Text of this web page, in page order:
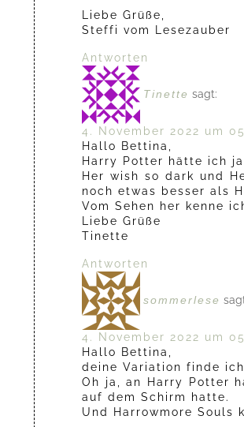
Liebe Grüße,
Steffi vom Lesezauber
Antworten
Tinette sagt:
4. November 2022 um
Hallo Bettina,
Harry Potter hätte ich
Her wish so dark und
noch etwas besser als
Vom Sehen her kenne
Liebe Grüße
Tinette
Antworten
sommerlese
4. November 2022 um
Hallo Bettina,
deine Variation finde
Oh ja, an Harry Potter
auf dem Schirm hatte.
Und Harrowmore